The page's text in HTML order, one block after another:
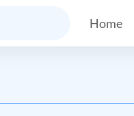
Home